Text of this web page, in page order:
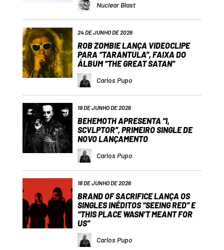
Nuclear Blast
24 DE JUNHO DE 2026
ROB ZOMBIE LANÇA VIDEOCLIPE
PARA “TARANTULA”, FAIXA DO
ÁLBUM “THE GREAT SATAN”
Carlos Pupo
19 DE JUNHO DE 2026
BEHEMOTH APRESENTA “I,
SCVLPTOR”, PRIMEIRO SINGLE DE
NOVO LANÇAMENTO
Carlos Pupo
18 DE JUNHO DE 2026
BRAND OF SACRIFICE LANÇA OS
SINGLES INÉDITOS “SEEING RED” E
“THIS PLACE WASN’T MEANT FOR
US”
Carlos Pupo